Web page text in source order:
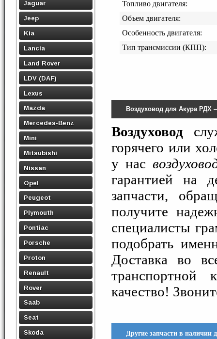
Jaguar
Jeep
Kia
Lancia
Land Rover
LDV (DAF)
Lexus
Mazda
Mercedes-Benz
Mini
Mitsubishi
Nissan
Opel
Peugeot
Plymouth
Pontiac
Porsche
Proton
Renault
Rover
Saab
Seat
Skoda
Топливо двигателя:
Объем двигателя:
Особенность двигателя:
Тип трансмиссии (КПП):
Воздуховод для Акура РДХ
Воздуховод
горячего или
у нас
гарантией на
запчасти,
получите
специалисты
подобрать
Доставка во
качество!
Другие запчасти в наличии